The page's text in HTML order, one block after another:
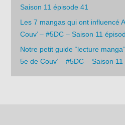
Saison 11 épisode 41
Les 7 mangas qui ont influencé
Couv’ – #5DC – Saison 11
Notre petit guide “lecture
5e de Couv’ – #5DC – Saison